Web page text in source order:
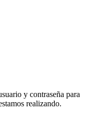
y contraseña para
realizando.